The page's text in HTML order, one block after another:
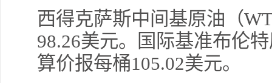
西得克萨斯中间基原油（
98.26美元。国际基准布伦
算价报每桶105.02美元。